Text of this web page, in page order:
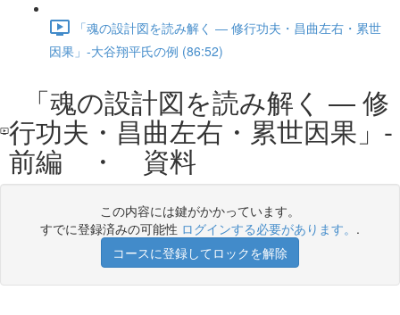
「魂の設計図を読み解く ― 修行功夫・昌曲左右・累世
因果」-大谷翔平氏の例 (86:52)
「魂の設計図を読み解く ― 修
行功夫・昌曲左右・累世因果」-
前編 ・ 資料
この内容には鍵がかかっています。
すでに登録済みの可能性 ログインする必要があります。 .
コースに登録してロックを解除